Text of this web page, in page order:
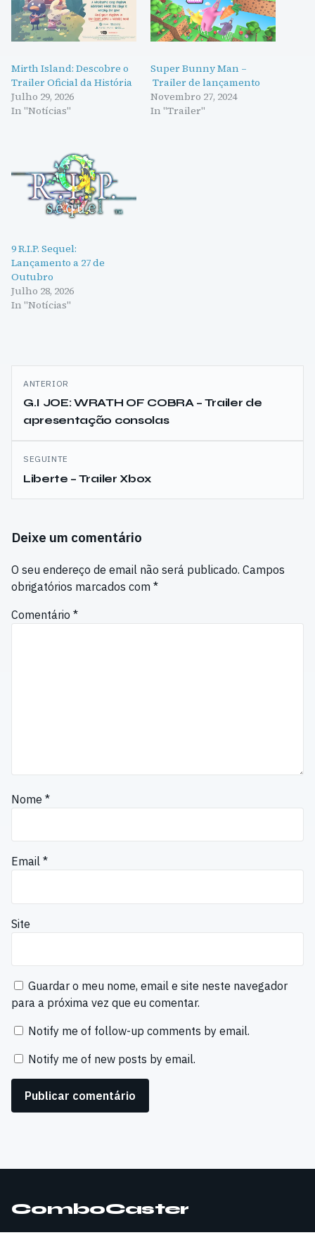
Mirth Island: Descobre o
Trailer Oficial da História
Julho 29, 2026
In "Notícias"
Super Bunny Man –
Trailer de lançamento
Novembro 27, 2024
In "Trailer"
9 R.I.P. Sequel:
Lançamento a 27 de
Outubro
Julho 28, 2026
In "Notícias"
Navegação
de
artigos
ANTERIOR
G.I JOE: WRATH OF COBRA – Trailer de
apresentação consolas
SEGUINTE
Liberte – Trailer Xbox
Deixe um comentário
O seu endereço de email não será publicado. Campos
obrigatórios marcados com *
Comentário *
Nome *
Email *
Site
Guardar o meu nome, email e site neste navegador
para a próxima vez que eu comentar.
Notify me of follow-up comments by email.
Notify me of new posts by email.
ComboCaster